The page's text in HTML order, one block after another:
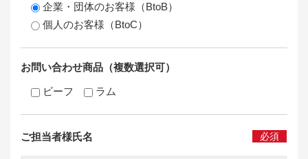
企業・団体のお客様（BtoB）
個人のお客様（BtoC）
お問い合わせ商品（複数選択可）
ビーフ ラム
ご担当者様氏名 必須